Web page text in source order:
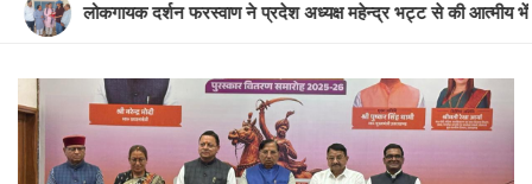
ने प्रदेश अध्यक्ष महेन्द्र भट्ट से की आत्मीय भेंट, लोकसंस्कृति एवं लोकसंगीत